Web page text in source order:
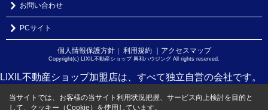
お問い合わせ
PCサイト
個人情報保護方針｜ 利用規約 ｜アクセスマップ
Copyright(c) LIXIL不動産ショップ 興和ハウジング All rights reserved.
LIXIL不動産ショップ加盟店は、すべて独立自営の会社です。
当サイトでは、お客様の当サイト利用状況把握、サービス向上検討を目的と
して、クッキー（Cookie）を使用しています。